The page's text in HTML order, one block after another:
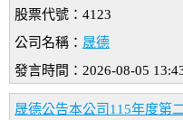
股票代號：4123
公司名稱： 晟德
發言時間：2026-08-05
晟德公告本公司115年度第